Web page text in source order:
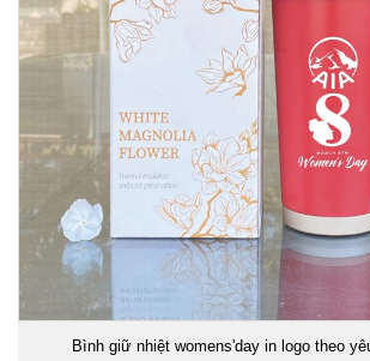
Bình giữ nhiệt womens'day in logo theo